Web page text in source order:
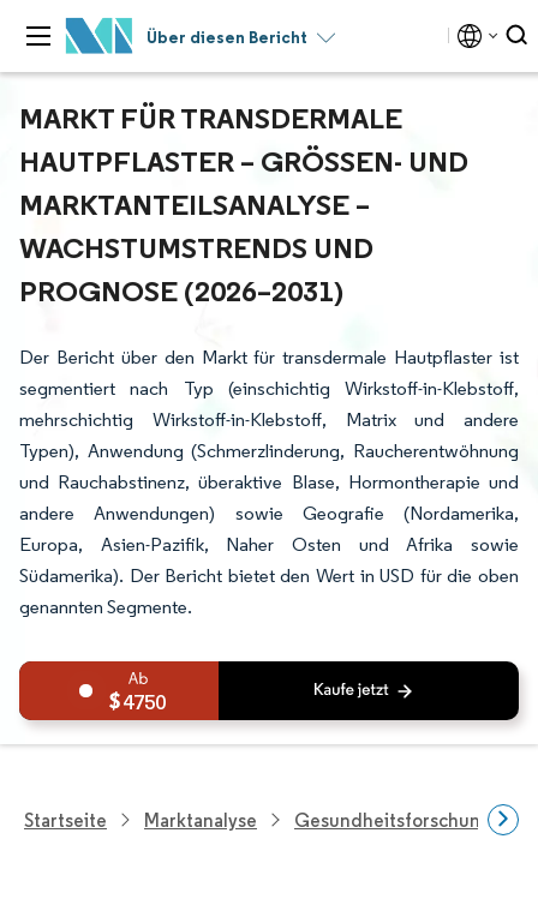
Über diesen Bericht
MARKT FÜR TRANSDERMALE
HAUTPFLASTER – GRÖSSEN- UND M
ARKTANTEILSANALYSE – W
ACHSTUMSTRENDS UND P
ROGNOSE (2026–2031)
Der Bericht über den Markt für transdermale Hautpflaster ist
segmentiert nach Typ (einschichtig Wirkstoff-in-Klebstoff,
mehrschichtig Wirkstoff-in-Klebstoff, Matrix und andere
Typen), Anwendung (Schmerzlinderung, Raucherentwöhnung
und Rauchabstinenz, überaktive Blase, Hormontherapie und
andere Anwendungen) sowie Geografie (Nordamerika,
Europa, Asien-Pazifik, Naher Osten und Afrika sowie
Südamerika). Der Bericht bietet den Wert in USD für die oben
genannten Segmente.
4750
Startseite Marktanalyse Gesundheitsforschung